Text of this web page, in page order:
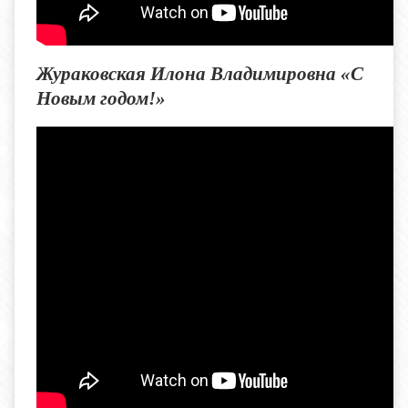
Жураковская Илона Владимировна «С
Новым годом!»